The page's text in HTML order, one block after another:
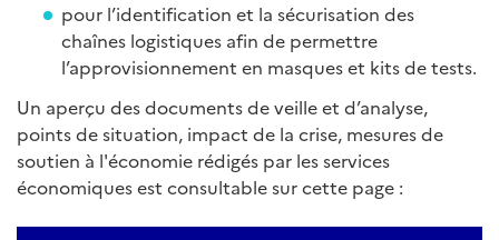
pour l’identification et la sécurisation des
chaînes logistiques afin de permettre
l’approvisionnement en masques et kits de tests.
Un aperçu des documents de veille et d’analyse,
points de situation, impact de la crise, mesures de
soutien à l'économie rédigés par les services
économiques est consultable sur cette page :